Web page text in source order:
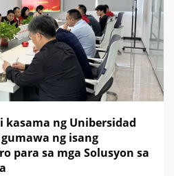
kasama ng Unibersidad
ng isang
para sa mga Solusyon sa